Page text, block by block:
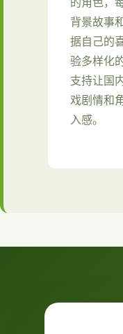
背景故事
据自己的
验多样化
支持让国
戏剧情和
入感。